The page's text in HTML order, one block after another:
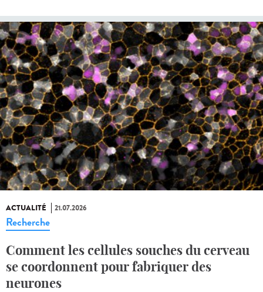
ACTUALITÉ 21.07.2026
Recherche
Comment les cellules souches du cerveau
se coordonnent pour fabriquer des
neurones